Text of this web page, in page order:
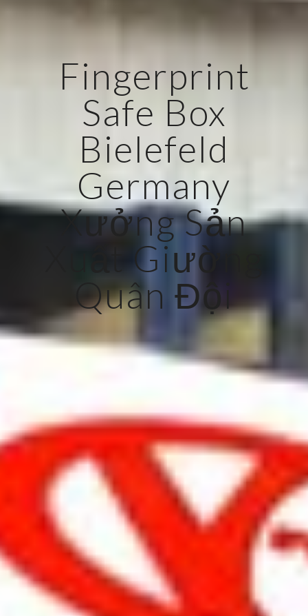
Fingerprint
Safe Box
Bielefeld
Germany
Xưởng Sản
Xuất Giường
Quân Đội